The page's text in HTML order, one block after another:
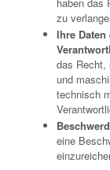
zu
Ihre
das Recht,
und
technisch
eine